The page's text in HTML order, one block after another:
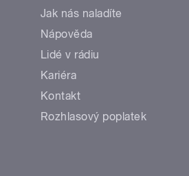
Jak nás naladíte
Nápověda
Lidé v rádiu
Kariéra
Kontakt
Rozhlasový poplatek